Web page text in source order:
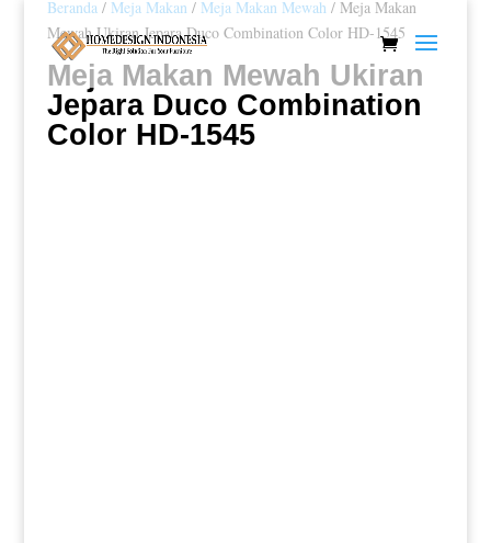
Beranda/ Meja Makan / Meja Makan Mewah / Meja Makan
Mewah Ukiran Jepara Duco Combination Color HD-1545
Meja Makan Mewah Ukiran
Jepara Duco Combination
Color HD-1545